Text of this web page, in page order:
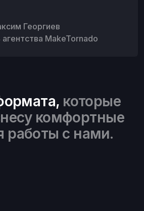
Георгиев
MakeTornado
которые
комфортные
работы с нами.